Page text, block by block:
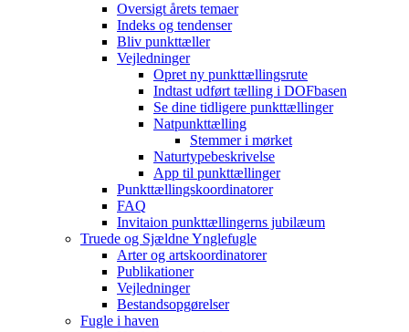
Oversigt årets temaer
Indeks og tendenser
Bliv punkttæller
Vejledninger
Opret ny punkttællingsrute
Indtast udført tælling i DOFbasen
Se dine tidligere punkttællinger
Natpunkttælling
Stemmer i mørket
Naturtypebeskrivelse
App til punkttællinger
Punkttællingskoordinatorer
FAQ
Invitaion punkttællingerns jubilæum
Truede og Sjældne Ynglefugle
Arter og artskoordinatorer
Publikationer
Vejledninger
Bestandsopgørelser
Fugle i haven